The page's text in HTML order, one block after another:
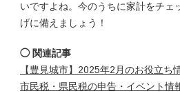
いですよね。今のうちに家計をチェ
げに備えましょう！
◯ 関連記事
【豊見城市】2025年2月のお役立ち
市民税・県民税の申告・イベント情